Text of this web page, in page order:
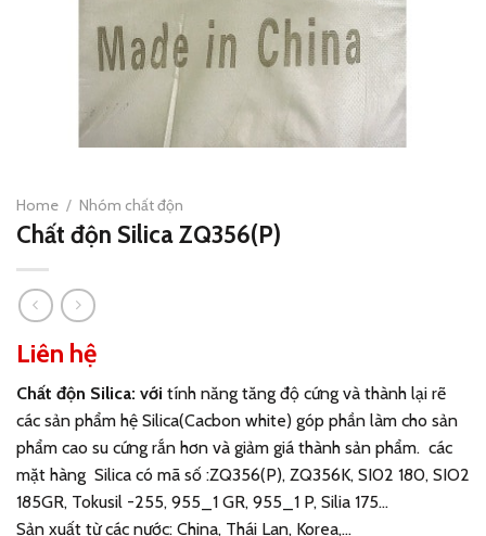
Home / Nhóm chất độn
Chất độn Silica ZQ356(P)
Liên hệ
Chất độn Silica: với tính năng tăng độ cứng và thành lại rẽ
các sản phẩm hệ Silica(Cacbon white) góp phần làm cho sản
phẩm cao su cứng rắn hơn và giảm giá thành sản phẩm. các
mặt hàng Silica có mã số :ZQ356(P), ZQ356K, SI02 180, SIO2
185GR, Tokusil -255, 955_1 GR, 955_1 P, Silia 175…
Sản xuất từ các nước: China, Thái Lan, Korea,…